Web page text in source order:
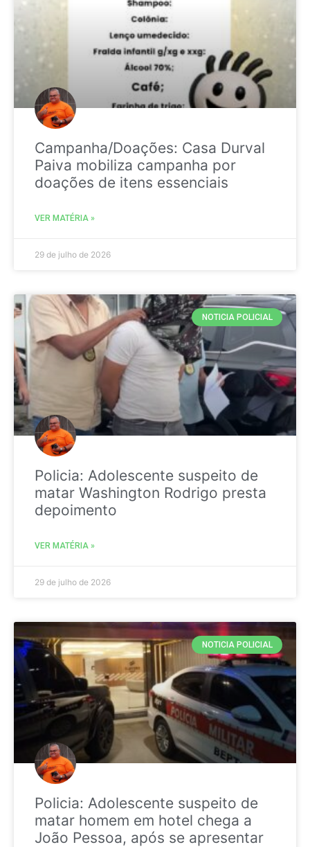
Campanha/Doações: Casa Durval
Paiva mobiliza campanha por
doações de itens essenciais
VER MATÉRIA »
29 de julho de 2026
NOTICIA POLICIAL
Policia: Adolescente suspeito de
matar Washington Rodrigo presta
depoimento
VER MATÉRIA »
29 de julho de 2026
NOTICIA POLICIAL
Policia: Adolescente suspeito de
matar homem em hotel chega a
João Pessoa, após se apresentar